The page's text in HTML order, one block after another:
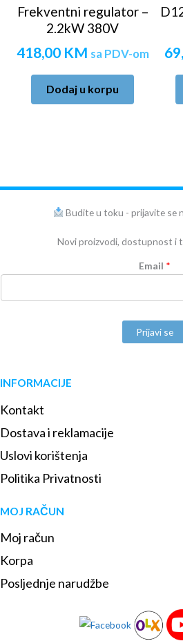
Frekventni regulator –
2.2kW 380V
418,00 KM sa PDV-om
Dodaj u korpu
Budite u toku - prijavite se
Novi proizvodi, dostupnost i
Email *
Prijavi se
INFORMACIJE
Kontakt
Dostava i reklamacije
Uslovi korištenja
Politika Privatnosti
MOJ RAČUN
Moj račun
Korpa
Posljednje narudžbe